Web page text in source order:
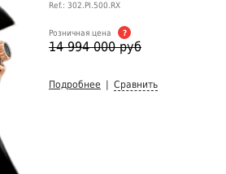
Ref.: 302.PI.500.RX
Розничная цена ?
14 994 000 руб
Подробнее Сравнить